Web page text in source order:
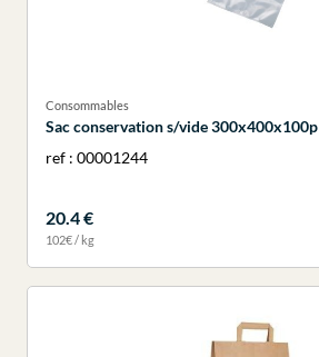
Consommables
Sac conservation s/vide 300x400x100p
ref : 00001244
20.4 €
102€ / kg